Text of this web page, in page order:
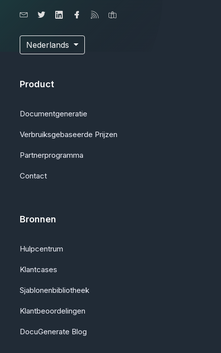
Nederlands
Product
Documentgeneratie
Verbruiksgebaseerde Prijzen
Partnerprogramma
Contact
Bronnen
Hulpcentrum
Klantcases
Sjablonenbibliotheek
Klantbeoordelingen
DocuGenerate Blog